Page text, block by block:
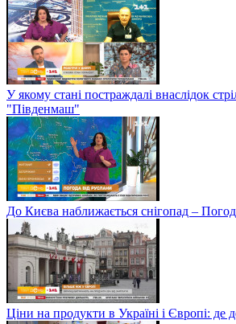
У якому стані постраждалі внаслідок
"Південмаш"
До Києва наближається снігопад –
Ціни на продукти в Україні і Європі: де